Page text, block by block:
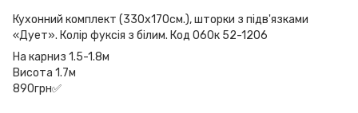
Кухонний комплект (330х170см.), шторки з підв'язками
«Дует». Колір фуксія з білим. Код 060к 52-1206
На карниз 1.5-1.8м
Висота 1.7м
890грн✅